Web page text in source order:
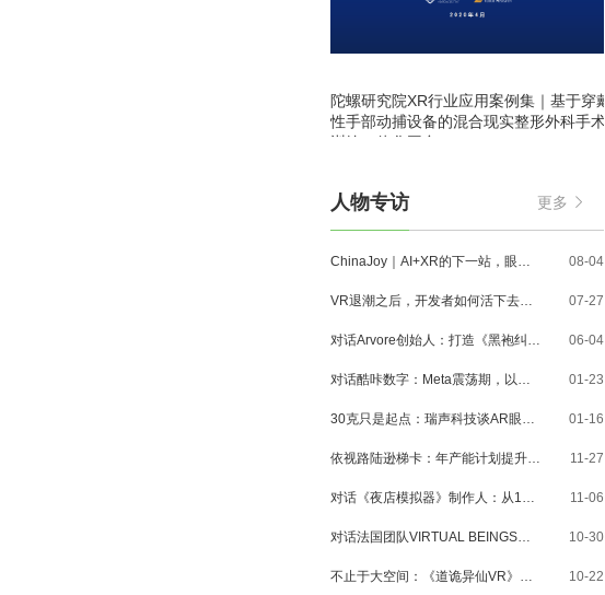
陀螺研究院XR行业应用案例集｜基于穿
性手部动捕设备的混合现实整形外科手
训练一体化平台
人物专访 更多
08-04
07-27
06-04
01-23
01-16
11-27
11-06
10-30
10-22